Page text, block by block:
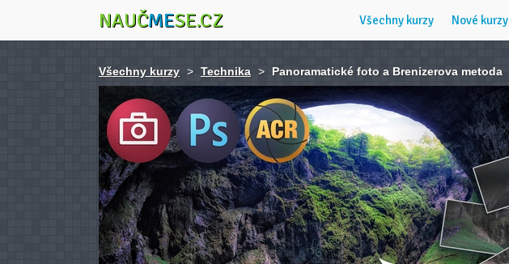
NAUČMESE.CZ Všechny kurzy Nové kurzy
Všechny kurzy > Technika > Panoramatické foto a Brenizerova metoda